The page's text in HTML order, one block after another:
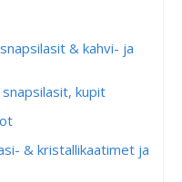
& kahvi- ja
kupit
& kristallikaatimet ja